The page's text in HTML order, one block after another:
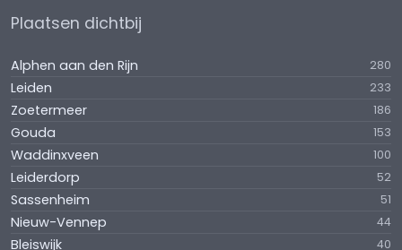
Plaatsen dichtbij
Alphen aan den Rijn 280
Leiden 233
Zoetermeer 186
Gouda 153
Waddinxveen 100
Leiderdorp 52
Sassenheim 51
Nieuw-Vennep 44
Bleiswijk 40